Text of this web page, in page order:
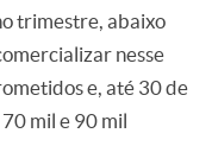
trimestre, abaixo
nesse
e, até 30 de
mil e 90 mil